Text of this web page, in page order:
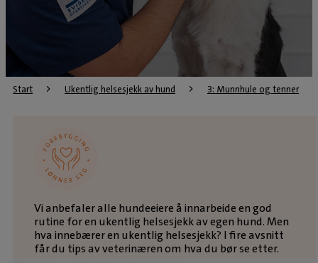
Start Ukentlig helsesjekk av hund 3: Munnhule og tenner
Vi anbefaler alle hundeeiere å innarbeide en god
rutine for en ukentlig helsesjekk av egen hund. Men
hva innebærer en ukentlig helsesjekk? I fire avsnitt
får du tips av veterinæren om hva du bør se etter.